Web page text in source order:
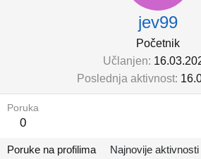
jev99
Početnik
Učlanjen
Poslednja aktivnost
Poruka
0
Poruke na profilima Najnovije aktivnosti